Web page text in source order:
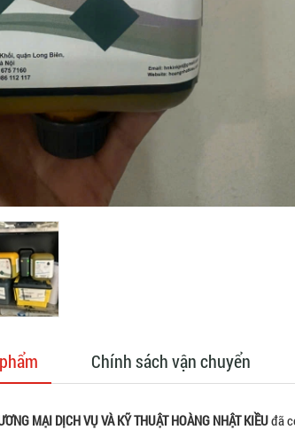
Chính sách vận chuyển
MẠI DỊCH VỤ VÀ KỸ THUẬT HOÀNG NHẬT KIỀUđã